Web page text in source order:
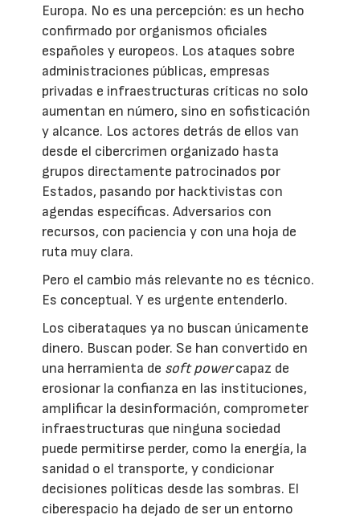
Europa. No es una percepción: es un hecho
confirmado por organismos oficiales
españoles y europeos. Los ataques sobre
administraciones públicas, empresas
privadas e infraestructuras críticas no solo
aumentan en número, sino en sofisticación
y alcance. Los actores detrás de ellos van
desde el cibercrimen organizado hasta
grupos directamente patrocinados por
Estados, pasando por hacktivistas con
agendas específicas. Adversarios con
recursos, con paciencia y con una hoja de
ruta muy clara.
Pero el cambio más relevante no es técnico.
Es conceptual. Y es urgente entenderlo.
Los ciberataques ya no buscan únicamente
dinero. Buscan poder. Se han convertido en
una herramienta de soft powercapaz de
erosionar la confianza en las instituciones,
amplificar la desinformación, comprometer
infraestructuras que ninguna sociedad
puede permitirse perder, como la energía, la
sanidad o el transporte, y condicionar
decisiones políticas desde las sombras. El
ciberespacio ha dejado de ser un entorno